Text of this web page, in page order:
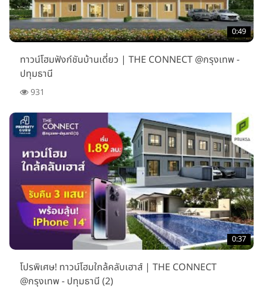
0:49
ทาวน์โฮมฟังก์ชันบ้านเดี่ยว | THE CONNECT @กรุงเทพ -
ปทุมธานี
931
0:37
โปรพิเศษ! ทาวน์โฮมใกล้คลับเฮาส์ | THE CONNECT
@กรุงเทพ - ปทุมธานี (2)